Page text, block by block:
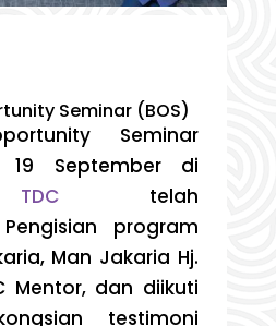
Seminar (BOS)
Seminar
19 September di
telah
program
Man Jakaria Hj.
Mentor, dan diikuti
testimoni